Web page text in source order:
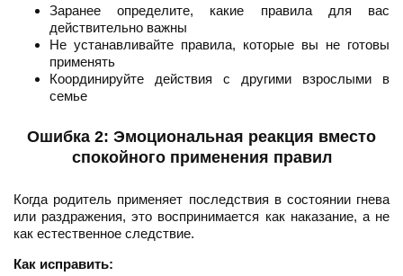
Заранее определите, какие правила для вас
действительно важны
Не устанавливайте правила, которые вы не готовы
применять
Координируйте действия с другими взрослыми в
семье
Ошибка 2: Эмоциональная реакция вместо
спокойного применения правил
Когда родитель применяет последствия в состоянии гнева
или раздражения, это воспринимается как наказание, а не
как естественное следствие.
Как исправить: